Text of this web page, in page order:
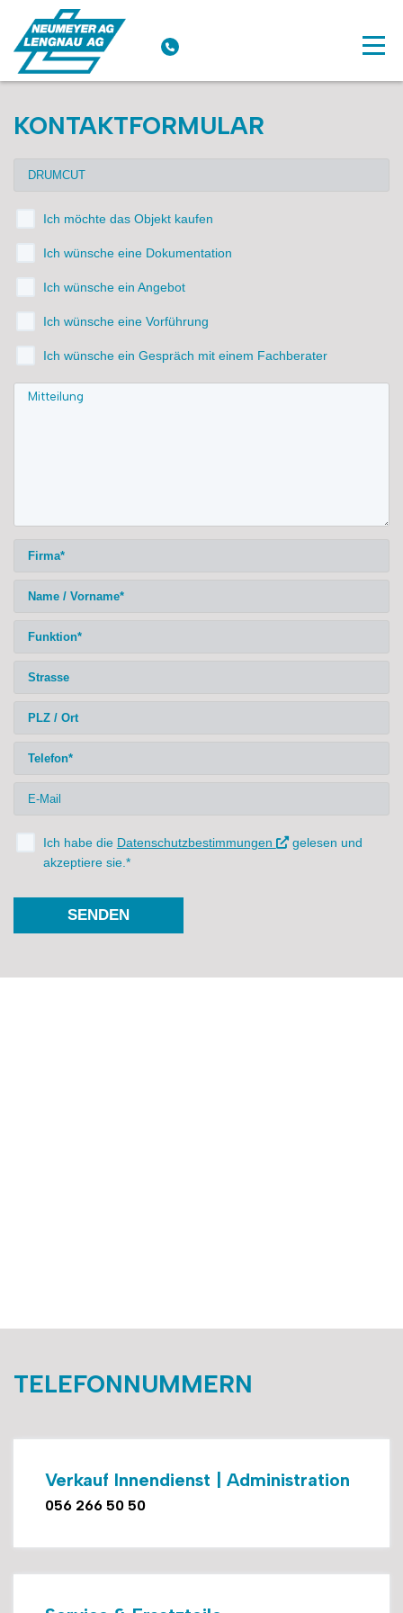
KONTAKTFORMULAR
Ich möchte das Objekt kaufen
Ich wünsche eine Dokumentation
Ich wünsche ein Angebot
Ich wünsche eine Vorführung
Ich wünsche ein Gespräch mit einem Fachberater
Ich habe die Datenschutzbestimmungen
gelesen und
akzeptiere sie.*
SENDEN
TELEFONNUMMERN
Verkauf Innendienst | Administration
056 266 50 50